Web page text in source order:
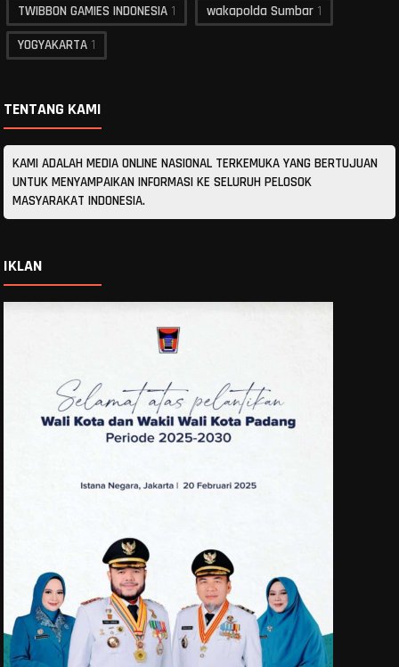
TWIBBON GAMIES INDONESIA 1 wakapolda Sumbar 1
YOGYAKARTA 1
TENTANG KAMI
KAMI ADALAH MEDIA ONLINE NASIONAL TERKEMUKA YANG BERTUJUAN
UNTUK MENYAMPAIKAN INFORMASI KE SELURUH PELOSOK
MASYARAKAT INDONESIA.
IKLAN